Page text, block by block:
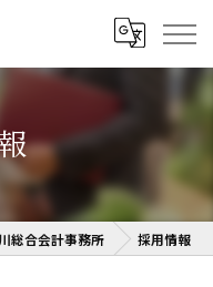
総合会計事務所 採用情報